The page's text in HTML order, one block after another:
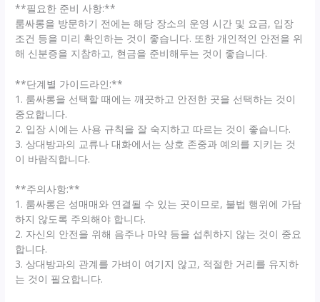
**필요한 준비 사항:**
룸싸롱을 방문하기 전에는 해당 장소의 운영 시간 및 요금, 입장
조건 등을 미리 확인하는 것이 좋습니다. 또한 개인적인 안전을 위
해 신분증을 지참하고, 현금을 준비해두는 것이 좋습니다.
**단계별 가이드라인:**
1. 룸싸롱을 선택할 때에는 깨끗하고 안전한 곳을 선택하는 것이
중요합니다.
2. 입장 시에는 사용 규칙을 잘 숙지하고 따르는 것이 좋습니다.
3. 상대방과의 교류나 대화에서는 상호 존중과 예의를 지키는 것
이 바람직합니다.
**주의사항:**
1. 룸싸롱은 성매매와 연결될 수 있는 곳이므로, 불법 행위에 가담
하지 않도록 주의해야 합니다.
2. 자신의 안전을 위해 음주나 마약 등을 섭취하지 않는 것이 중요
합니다.
3. 상대방과의 관계를 가벼이 여기지 않고, 적절한 거리를 유지하
는 것이 필요합니다.